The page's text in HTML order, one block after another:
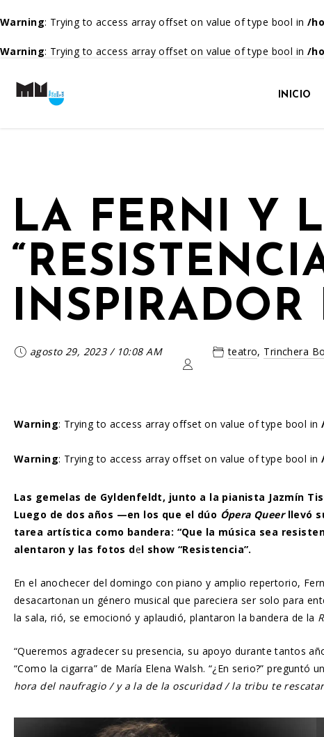
Warning: Trying to access array offset on value of type bool in /
Warning: Trying to access array offset on value of type bool in /
INICIO
LA FERNI Y
agosto 29, 2023/ 10:08 AM teatro, Trinchera
Warning: Trying to access array offset on value of type bool in
Warning: Trying to access array offset on value of type bool in
Las gemelas de Gyldenfeldt, junto a la pianista Jazmín
Luego de dos años —en los que el dúo Ópera Queerllevó
tarea artística como bandera: “Que la música sea
alentaron y las fotos del show “Resistencia”.
En el anochecer del domingo con piano y amplio repertorio,
desacartonan un género musical que pareciera ser solo para
la sala, rió, se emocionó y aplaudió, plantaron la bandera de la
“Queremos agradecer su presencia, su apoyo durante tantos
“Como la cigarra” de María Elena Walsh. “¿En serio?”
hora del naufragio / y a la de la oscuridad / la tribu te